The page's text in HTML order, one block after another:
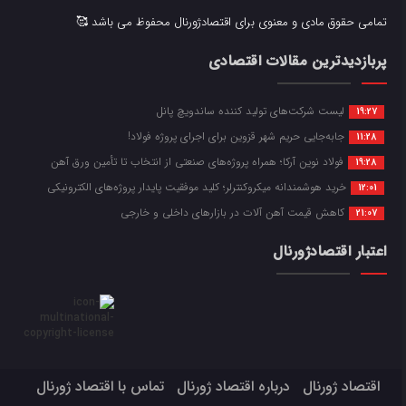
تمامی حقوق مادی و معنوی برای اقتصادژورنال محفوظ می باشد 🥰
پربازدیدترین مقالات اقتصادی
19:27 لیست شرکت‌های تولید کننده ساندویچ پانل
11:28 جابه‌جایی حریم شهر قزوین برای اجرای پروژه فولاد!
19:28 فولاد نوین آرکا؛ همراه پروژه‌های صنعتی از انتخاب تا تأمین ورق آهن
12:01 خرید هوشمندانه میکروکنترلر؛ کلید موفقیت پایدار پروژه‌های الکترونیکی
21:07 کاهش قیمت آهن آلات در بازارهای داخلی و خارجی
اعتبار اقتصادژورنال
اقتصاد ژورنال درباره اقتصاد ژورنال تماس با اقتصاد ژورنال